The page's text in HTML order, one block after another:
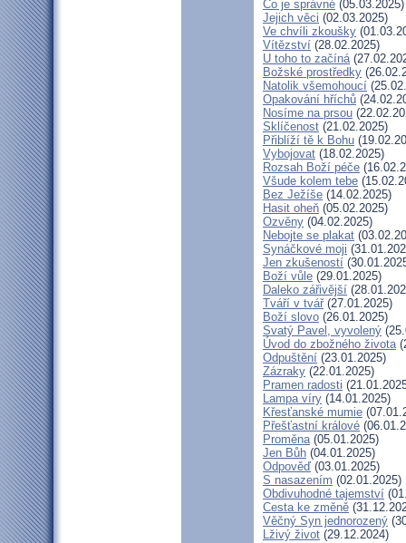
Co je správné (05.03.2025)
Jejich věci (02.03.2025)
Ve chvíli zkoušky
Vítězství (28.02.2025)
U toho to začíná
Božské prostředky
Natolik všemohoucí
Opakování hříchů
Nosíme na prsou
Sklíčenost (21.02.2025)
Přiblíží tě k Bohu
Vybojovat (18.02.2025)
Rozsah Boží péče
Všude kolem tebe
Bez Ježíše (14.02.2025)
Hasit oheň (05.02.2025)
Ozvěny (04.02.2025)
Nebojte se plakat
Synáčkové moji
Jen zkušeností
Boží vůle (29.01.2025)
Daleko zářivější
Tváří v tvář(27.01.2025)
Boží slovo (26.01.2025)
Svatý Pavel, vyvolený
Úvod do zbožného života
Odpuštění (23.01.2025)
Zázraky (22.01.2025)
Pramen radosti
Lampa víry (14.01.2025)
Křesťanské mumie
Přešťastní králové
Proměna(05.01.2025)
Jen Bůh (04.01.2025)
Odpověď (03.01.2025)
S nasazením (02.01.2025)
Obdivuhodné tajemství
Cesta ke změně
Věčný Syn jednorozený
Lživý život (29.12.2024)